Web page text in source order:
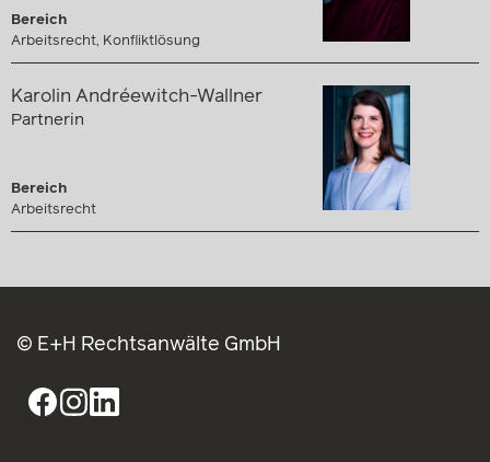
Bereich
Arbeitsrecht, Konfliktlösung
Karolin Andréewitch-Wallner
Partnerin
Bereich
Arbeitsrecht
© E+H Rechtsanwälte GmbH